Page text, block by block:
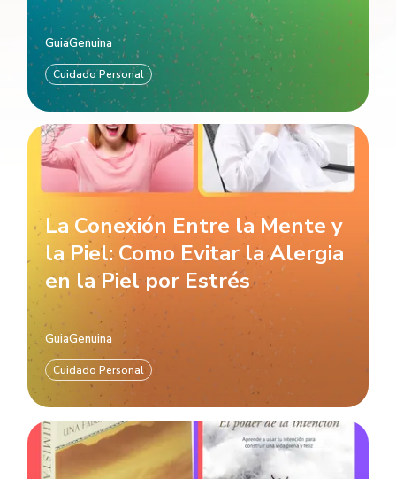
GuiaGenuina
Cuidado Personal
La Conexión Entre la Mente y
la Piel: Como Evitar la Alergia
en la Piel por Estrés
GuiaGenuina
Cuidado Personal